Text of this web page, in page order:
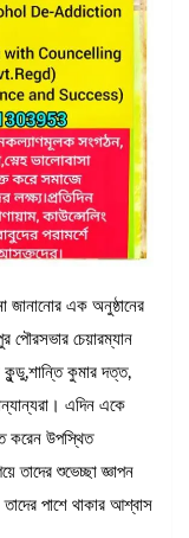
জানানোর এক অনুষ্ঠানের
পৌরসভার চেয়ারম্যান
কুমার দত্ত,
এদিন একে
করেন উপস্থিত
তাদের শুভেচ্ছা জ্ঞাপন
পাশে থাকার আশ্বাস